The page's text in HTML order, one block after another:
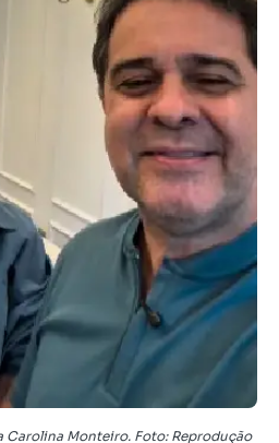
Carolina Monteiro. Foto: Reprodução